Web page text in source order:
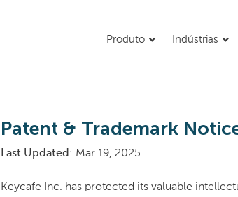
Produto Indústrias
Patent & Trademark
Last Updated : Mar 19, 2025
Keycafe Inc. has protected its valuable